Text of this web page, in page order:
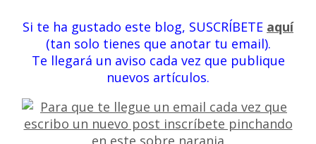
Si te ha gustado este blog, SUSCRÍBETE aquí
(tan solo tienes que anotar tu email).
Te llegará un aviso cada vez que publique
nuevos artículos.